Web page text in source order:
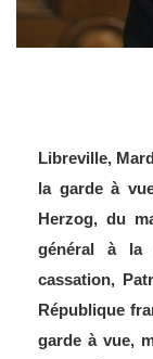
Libreville,
la garde à
Herzog, du
général à la
cassation,
République
garde à vue,